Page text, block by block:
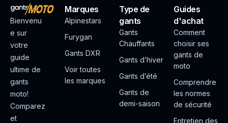
Bienvenu
e sur
votre
guide
ultime de
gants
moto!
Comparez
et
Marques
Alpinestars
Furygan
Gants DXR
Voir toutes
les marques
Type de
gants
Gants
Chauffants
Gants d’hiver
Gants d’été
Gants de
demi-saison
Guides
d'achat
Comment
choisir ses
gants de
moto
Comprendre
les normes
de sécurité
Entretien des